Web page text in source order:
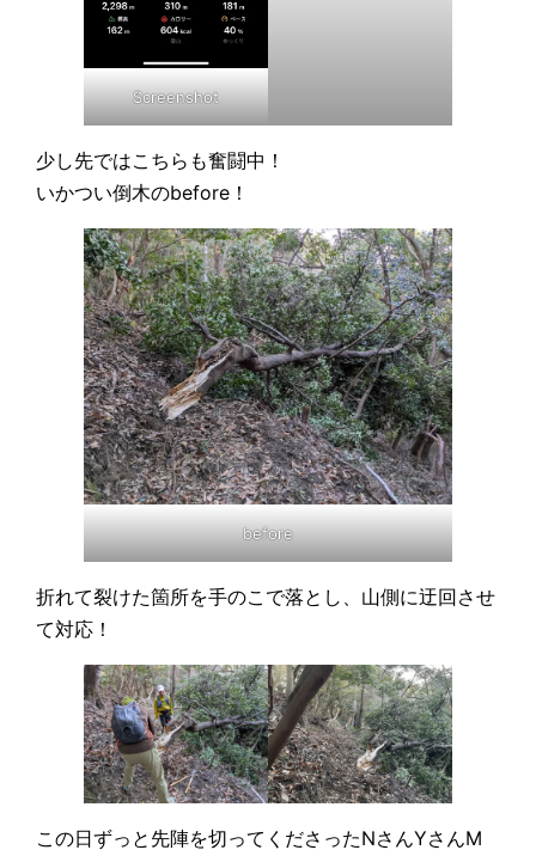
Screenshot
少し先ではこちらも奮闘中！
いかつい倒木のbefore！
before
折れて裂けた箇所を手のこで落とし、山側に迂回させ
て対応！
この日ずっと先陣を切ってくださったNさんYさんM